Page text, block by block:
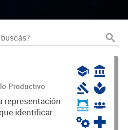
Productivo
representación
identificará